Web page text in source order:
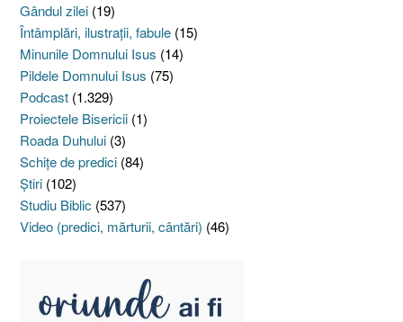
Gândul zilei (19)
Întâmplări, ilustraţii, fabule (15)
Minunile Domnului Isus (14)
Pildele Domnului Isus (75)
Podcast (1.329)
Proiectele Bisericii (1)
Roada Duhului (3)
Schiţe de predici (84)
Ştiri (102)
Studiu Biblic (537)
Video (predici, mărturii, cântări) (46)